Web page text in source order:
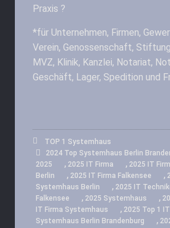
Praxis ?
*für Unternehmen, Firmen,
Verein, Genossenschaft,
MVZ, Klinik, Kanzlei, Notariat,
Geschäft, Lager, Spedition und
TOP 1 Systemhaus
2024 Top Systemhaus Berlin
2025 , 2025 IT Firma , 2025 IT
Berlin
, 2025 IT Firma Falkensee ,
Systemhaus Berlin
, 2025 IT
Falkensee
, 2025 Systemhaus ,
IT Firma Systemhaus
, 2025 Top 1
Systemhaus Berlin Brandenburg
,